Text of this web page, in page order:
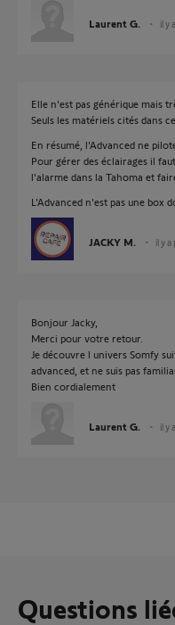
Laurent G. il y
Elle n'est pas générique mais
Seuls les matériels cités dans
En résumé, l'Advanced ne
Pour gérer des éclairages il
l'alarme dans la Tahoma et
L'Advanced n'est pas une box
JACKY M. il y
Bonjour Jacky,
Merci pour votre retour.
Je découvre l univers Somfy
advanced, et ne suis pas
Bien cordialement
Laurent G. il y
Questions